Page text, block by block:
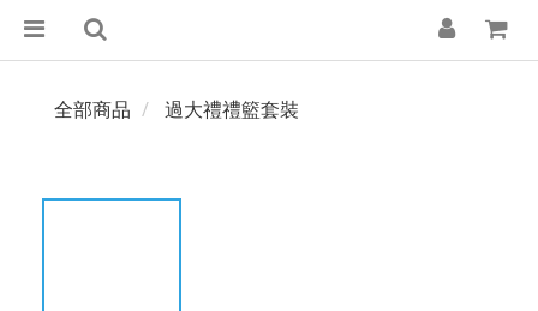
全部商品 過大禮禮籃套裝